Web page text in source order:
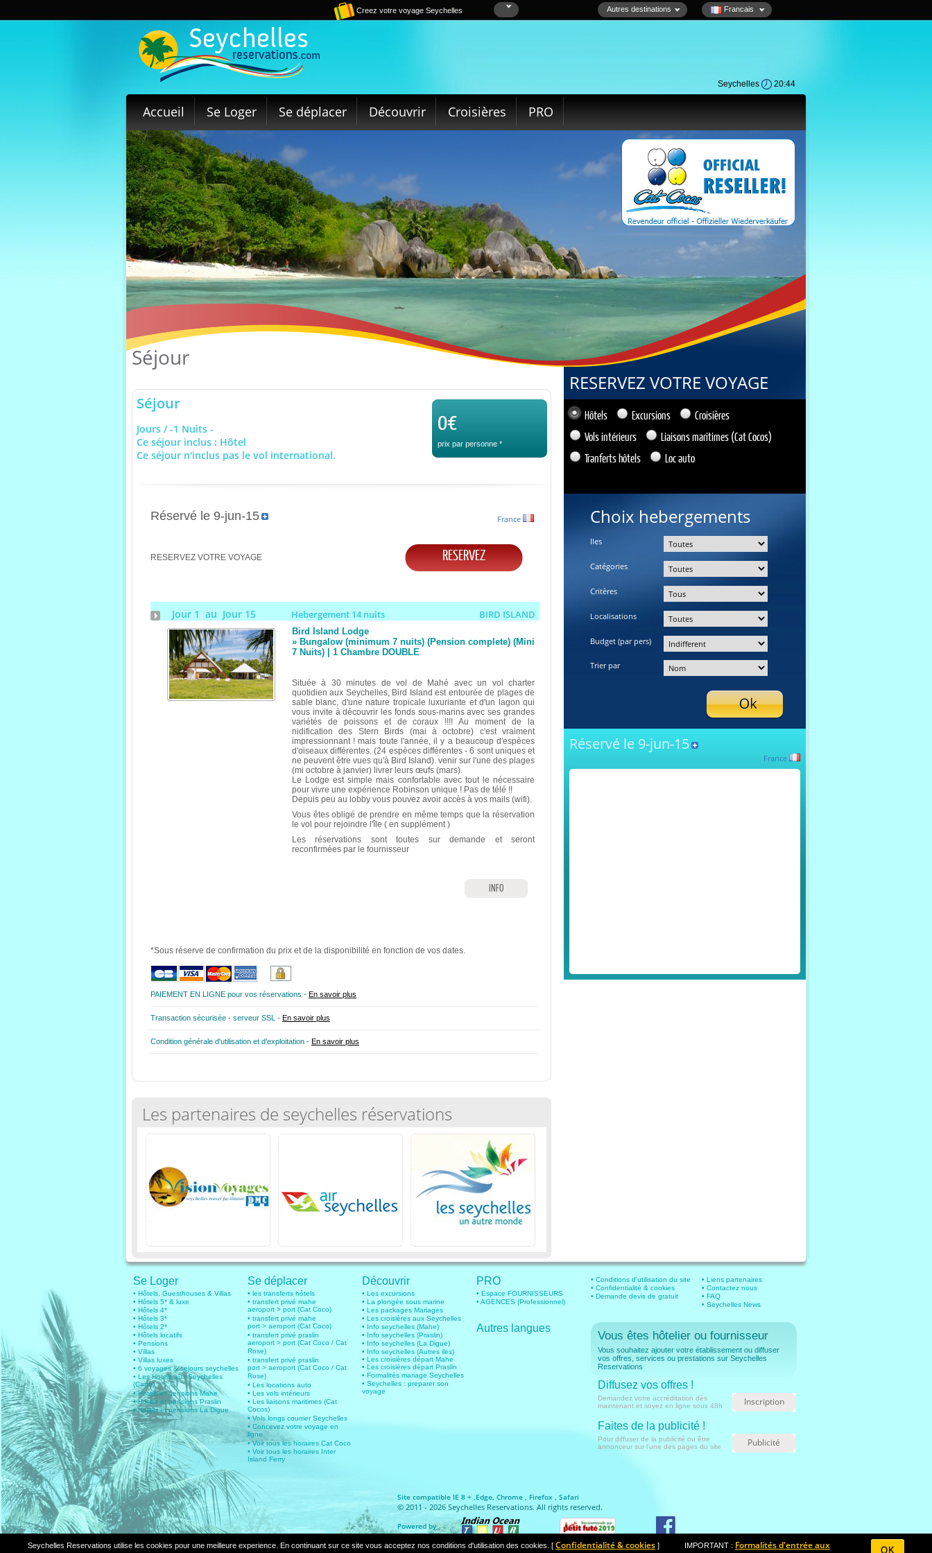
Creez votre voyage Seychelles Autres destinations Francais
Seychelles 20:44
Accueil Se Loger Se déplacer Découvrir Croisières PRO
Séjour
Séjour
Jours / -1 Nuits -
Ce séjour inclus : Hôtel
Ce séjour n'inclus pas le vol international.
0€
prix par personne *
Réservé le 9-jun-15 France
RESERVEZ VOTRE VOYAGE RESERVEZ
Jour 1 au Jour 15 Hebergement 14 nuits BIRD ISLAND
Bird Island Lodge
» Bungalow (minimum 7 nuits) (Pension complete) (Mini
7 Nuits) | 1 Chambre DOUBLE
Située à 30 minutes de vol de Mahé avec un vol charter
quotidien aux Seychelles, Bird Island est entourée de plages de
sable blanc, d'une nature tropicale luxuriante et d'un lagon qui
vous invite à découvrir les fonds sous-marins avec ses grandes
variétés de poissons et de coraux !!!! Au moment de la
nidification des Stern Birds (mai à octobre) c'est vraiment
impressionnant ! mais toute l'année, il y a beaucoup d'espèces
d'oiseaux différentes. (24 espèces différentes - 6 sont uniques et
ne peuvent être vues qu'à Bird Island). venir sur l'une des plages
(mi octobre à janvier) livrer leurs œufs (mars).
Le Lodge est simple mais confortable avec tout le nécessaire
pour vivre une expérience Robinson unique ! Pas de télé !!
Depuis peu au lobby vous pouvez avoir accès à vos mails (wifi).
Vous êtes obligé de prendre en même temps que la réservation
le vol pour rejoindre l'île ( en supplément )
Les réservations sont toutes sur demande et seront
reconfirmées par le fournisseur
INFO
*Sous réserve de confirmation du prix et de la disponibilité en fonction de vos dates.
PAIEMENT EN LIGNE pour vos réservations - En savoir plus
Transaction sécurisée - serveur SSL - En savoir plus
Condition générale d'utilisation et d'exploitation - En savoir plus
Les partenaires de seychelles réservations
RESERVEZ VOTRE VOYAGE
Hôtels Excursions
Croisières
Vols intérieurs
Liaisons maritimes (Cat Cocos)
Tranferts hôtels
Loc auto
Choix hebergements
Iles
Catégories
Critères
Localisations
Budget (par pers)
Trier par
Réservé le 9-jun-15
France
Se Loger
• Hôtels, Guesthouses & Villas
• Hôtels 5* & luxe
• Hôtels 4*
• Hôtels 3*
• Hôtels 2*
• Hôtels locatifs
• Pensions
• Villas
• Villas luxes
• 6 voyages & sejours seychelles
• Les Hotels aux Seychelles
(Carte)
• Hotels et pensions Mahe
• Hotels et pensions Praslin
• Hotels et pensions La Digue
Se déplacer
• les transferts hôtels
• transfert privé mahe
aeroport > port (Cat Coco)
• transfert privé mahe
port > aeroport (Cat Coco)
• transfert privé praslin
aeroport > port (Cat Coco / Cat
Rose)
• transfert privé praslin
port > aeroport (Cat Coco / Cat
Rose)
• Les locations auto
• Les vols intérieurs
• Les liaisons maritimes (Cat
Cocos)
• Vols longs courrier Seychelles
• Concevez votre voyage en
ligne
• Voir tous les horaires Cat Coco
• Voir tous les horaires Inter
Island Ferry
Découvrir
• Les excursions
• La plongée sous marine
• Les packages Mariages
• Les croisières aux Seychelles
• Info seychelles (Mahe)
• Info seychelles (Praslin)
• Info seychelles (La Digue)
• Info seychelles (Autres iles)
• Les croisières départ Mahe
• Les croisières départ Praslin
• Formalités mariage Seychelles
• Seychelles : preparer son
voyage
PRO
• Espace FOURNISSEURS
• AGENCES (Professionnel)
Autres langues
• Conditions d'utilisation du site
• Confidentialité & cookies
• Demande devis de gratuit
• Liens partenaires
• Contactez nous
• FAQ
• Seychelles News
Vous êtes hôtelier ou fournisseur
Vous souhaitez ajouter votre établissement ou diffuser
vos offres, services ou prestations sur Seychelles
Reservations
Diffusez vos offres !
Demandez votre accréditation dès
maintenant et soyez en ligne sous 48h
Inscription
Faites de la publicité !
Pour diffuser de la publicité ou être
annonceur sur l'une des pages du site
Publicité
Site compatible IE 8 + ,Edge, Chrome , Firefox , Safari
© 2011 - 2026 Seychelles Reservations. All rights reserved.
Powered by
Seychelles Reservations utilise les cookies pour une meilleure experience. En continuant sur ce site vous acceptez nos conditions d'utilisation des cookies. [ Confidentialité & cookies ] IMPORTANT : Formalités d'entrée aux
OK